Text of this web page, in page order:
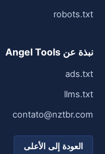
robots.txt
نبذة عن Angel Tools
ads.txt
llms.txt
contato@nztbr.com
العودة إلى الأعلى